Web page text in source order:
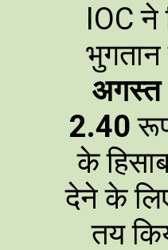
IOC ने
2.40
के
देने के
तय